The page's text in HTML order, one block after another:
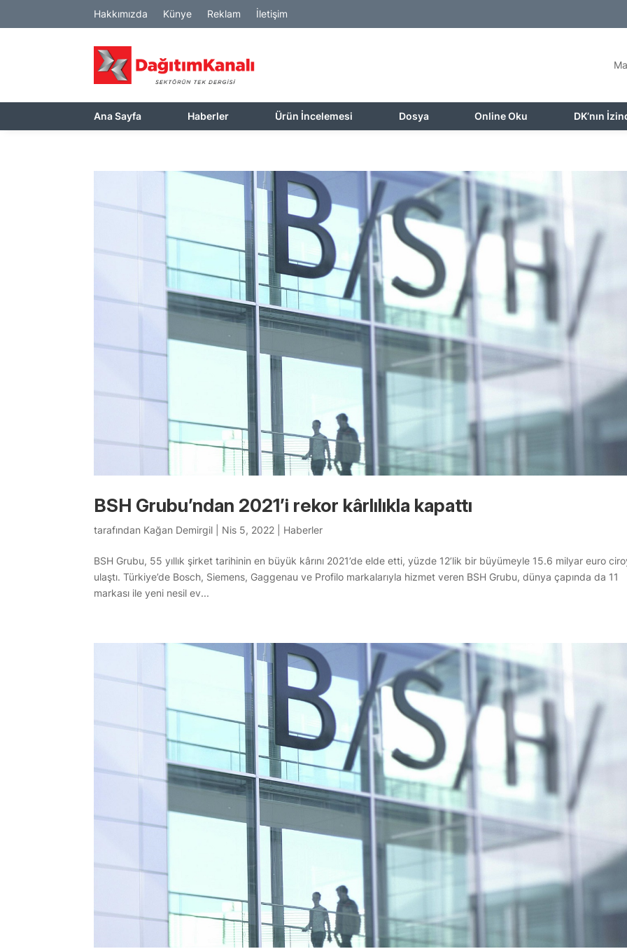
Hakkımızda Künye Reklam İletişim
Ana Sayfa Haberler Ürün İncelemesi Dosya Online Oku DK’nın
BSH Grubu’ndan 2021’i rekor kârlılıkla kapattı
tarafından Kağan Demirgil Nis 5, 2022 Haberler
BSH Grubu, 55 yıllık şirket tarihinin en büyük kârını 2021’de elde etti, yüzde 12’lik bir büyümeyle 15.6 milyar euro
ulaştı. Türkiye’de Bosch, Siemens, Gaggenau ve Profilo markalarıyla hizmet veren BSH Grubu, dünya çapında da 11
markası ile yeni nesil ev...